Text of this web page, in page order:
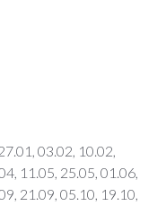
03.02, 10.02,
11.05, 25.05, 01.06,
21.09, 05.10, 19.10,